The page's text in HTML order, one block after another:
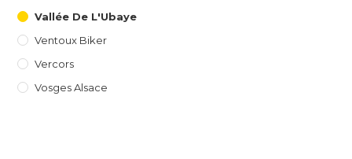
Vallée De L'Ubaye
Ventoux Biker
Vercors
Vosges Alsace